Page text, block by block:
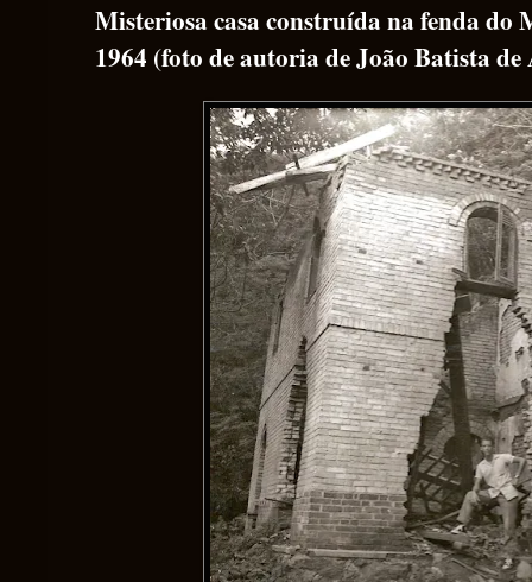
Misteriosa casa construída na fenda do
1964 (foto de autoria de João Batista